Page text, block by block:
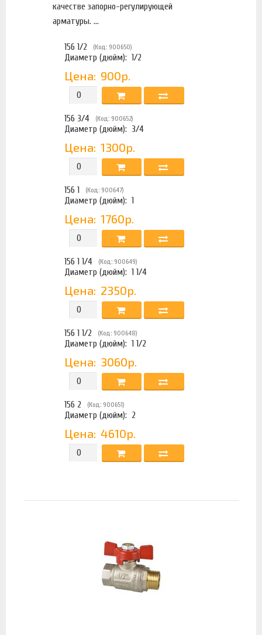
качестве запорно-регулирующей
арматуры. ...
156 1/2 (Код: 900650)
Диаметр (дюйм): 1/2
Цена: 900р.
156 3/4 (Код: 900652)
Диаметр (дюйм): 3/4
Цена: 1300р.
156 1 (Код: 900647)
Диаметр (дюйм): 1
Цена: 1760р.
156 1 1/4 (Код: 900649)
Диаметр (дюйм): 1 1/4
Цена: 2350р.
156 1 1/2 (Код: 900648)
Диаметр (дюйм): 1 1/2
Цена: 3060р.
156 2 (Код: 900651)
Диаметр (дюйм): 2
Цена: 4610р.